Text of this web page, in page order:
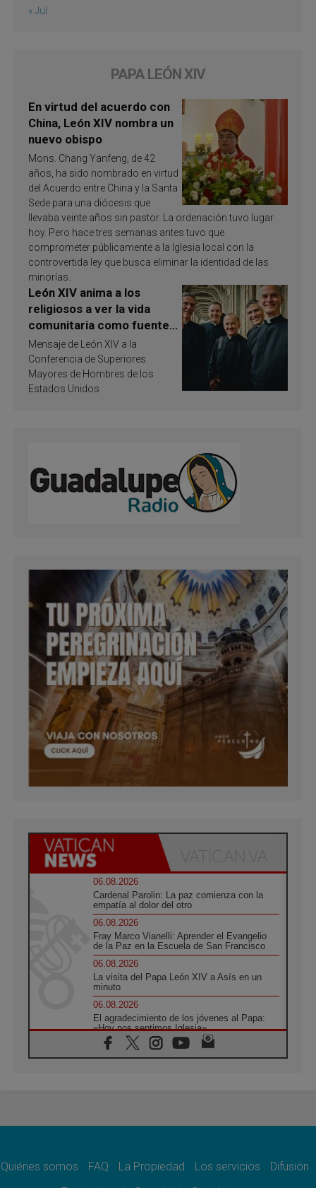
« Jul
PAPA LEÓN XIV
En virtud del acuerdo con
China, León XIV nombra un
nuevo obispo
Mons. Chang Yanfeng, de 42
años, ha sido nombrado en virtud
del Acuerdo entre China y la Santa
Sede para una diócesis que
llevaba veinte años sin pastor. La ordenación tuvo lugar
hoy. Pero hace tres semanas antes tuvo que
comprometer públicamente a la Iglesia local con la
controvertida ley que busca eliminar la identidad de las
minorías.
León XIV anima a los
religiosos a ver la vida
comunitaria como fuente
de inspiración y
santificación
Mensaje de León XIV a la
Conferencia de Superiores
Mayores de Hombres de los
Estados Unidos
06.08.2026
Cardenal Parolin: La paz comienza con la
empatía al dolor del otro
06.08.2026
Fray Marco Vianelli: Aprender el Evangelio
de la Paz en la Escuela de San Francisco
06.08.2026
La visita del Papa León XIV a Asís en un
minuto
06.08.2026
El agradecimiento de los jóvenes al Papa:
«Hoy nos sentimos Iglesia»
06.08.2026
Líbano: Reanudan los coloquios en Roma en
paz
Quiénes somos FAQ La Propiedad Los servicios
Difusión